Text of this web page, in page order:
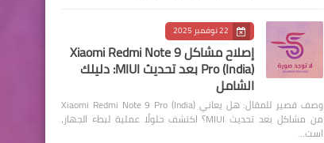
22 نوفمبر 2025
إصلاح مشاكل Xiaomi Redmi Note 9
Pro (India) بعد تحديث MIUI: دليلك
الشامل
وصف قصير للمقال: هل يعاني Xiaomi Redmi Note 9 Pro (India)
من مشاكل بعد تحديث MIUI؟ اكتشف حلولًا عملية لبطء الجهاز،
است…